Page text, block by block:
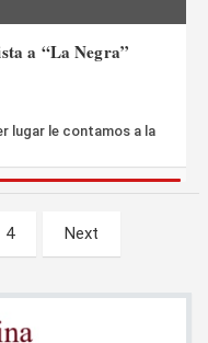
a “La Negra”
lugar le contamos a la
4 Next